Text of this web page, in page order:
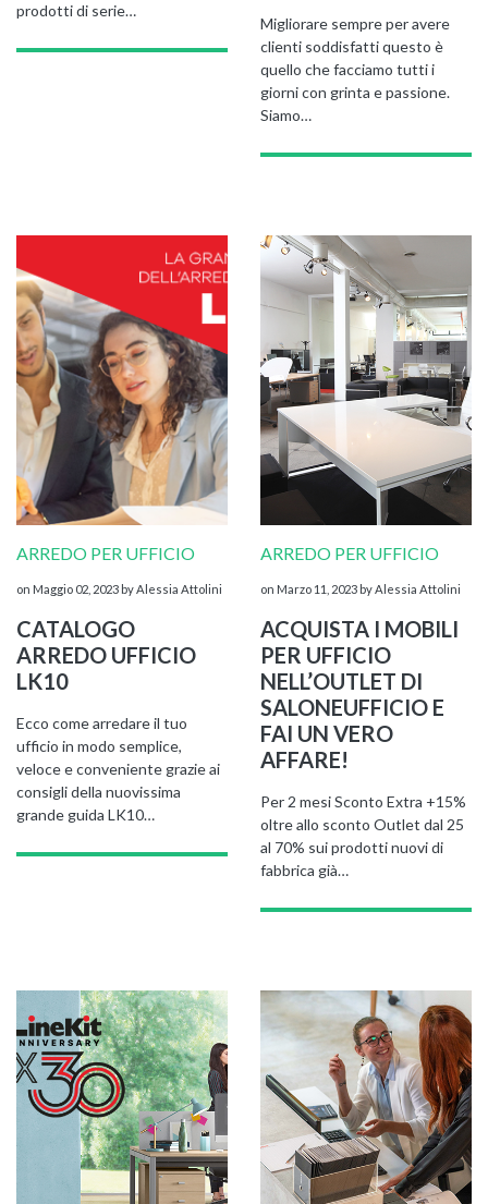
prodotti di serie…
Migliorare sempre per avere
clienti soddisfatti questo è
quello che facciamo tutti i
giorni con grinta e passione.
Siamo…
ARREDO PER UFFICIO
on Maggio 02, 2023 by Alessia Attolini
CATALOGO
ARREDO UFFICIO
LK10
Ecco come arredare il tuo
ufficio in modo semplice,
veloce e conveniente grazie ai
consigli della nuovissima
grande guida LK10…
ARREDO PER UFFICIO
on Marzo 11, 2023 by Alessia Attolini
ACQUISTA I MOBILI
PER UFFICIO
NELL’OUTLET DI
SALONEUFFICIO E
FAI UN VERO
AFFARE!
Per 2 mesi Sconto Extra +15%
oltre allo sconto Outlet dal 25
al 70% sui prodotti nuovi di
fabbrica già…